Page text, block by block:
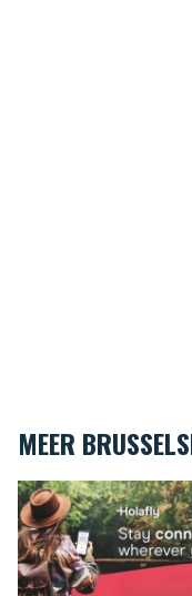
MEER
citytrip